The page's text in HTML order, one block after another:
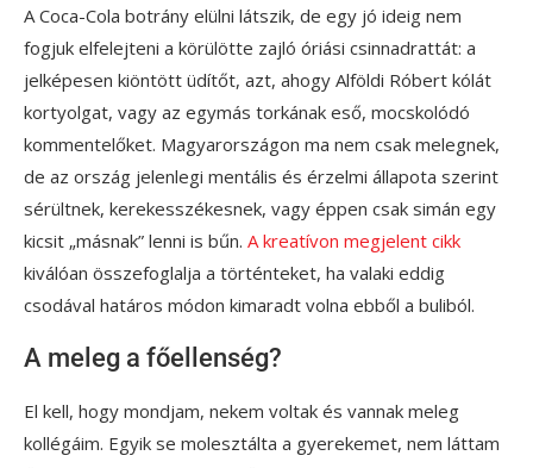
A Coca-Cola botrány elülni látszik, de egy jó ideig nem
fogjuk elfelejteni a körülötte zajló óriási csinnadrattát: a
jelképesen kiöntött üdítőt, azt, ahogy Alföldi Róbert kólát
kortyolgat, vagy az egymás torkának eső, mocskolódó
kommentelőket. Magyarországon ma nem csak melegnek,
de az ország jelenlegi mentális és érzelmi állapota szerint
sérültnek, kerekesszékesnek, vagy éppen csak simán egy
kicsit „másnak” lenni is bűn. A kreatívon megjelent cikk
kiválóan összefoglalja a történteket, ha valaki eddig
csodával határos módon kimaradt volna ebből a buliból.
A meleg a főellenség?
El kell, hogy mondjam, nekem voltak és vannak meleg
kollégáim. Egyik se molesztálta a gyerekemet, nem láttam